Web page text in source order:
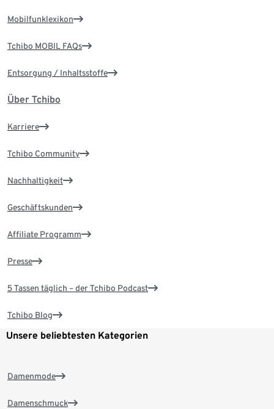
Mobilfunklexikon
Tchibo MOBIL FAQs
Entsorgung / Inhaltsstoffe
Über Tchibo
Karriere
Tchibo Community
Nachhaltigkeit
Geschäftskunden
Affiliate Programm
Presse
5 Tassen täglich – der Tchibo Podcast
Tchibo Blog
Unsere beliebtesten Kategorien
Damenmode
Damenschmuck